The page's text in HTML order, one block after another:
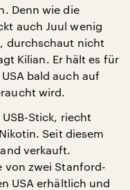
Denn wie die
auch Juul wenig
durchschaut nicht
Kilian. Er hält es für
bald auch auf
wird.
Stick, riecht
Seit diesem
verkauft.
von zwei Stanford-
USA erhältlich und